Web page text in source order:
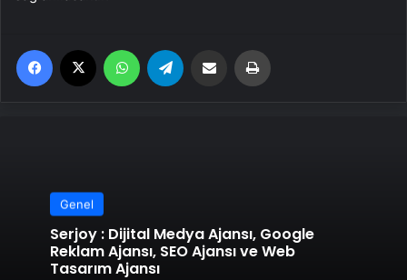
Facebook WhatsApp Email'den paylaş
Genel
Serjoy : Dijital Medya Ajansı, Google
Reklam Ajansı, SEO Ajansı ve Web
Tasarım Ajansı